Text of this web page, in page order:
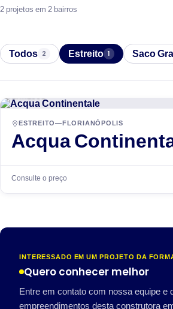
2 projetos em 2 bairros
Todos 2 Estreito 1 Saco
EM ANDAMENTO
ESTREITO—FLORIANÓPOLIS
Acqua
Consulte o preço
INTERESSADO EM UM PROJETO DA
Quero conhecer melhor
Entre em contato com nossa equipe
empreendimentos desta construtora